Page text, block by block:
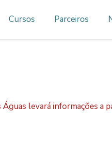
Cursos Parceiros
Águas levará informações a